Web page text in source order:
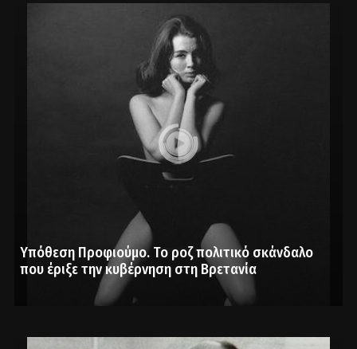
Υπόθεση Προφιούμο. Το ροζ πολιτικό σκάνδαλο
που έριξε την κυβέρνηση στη Βρετανία